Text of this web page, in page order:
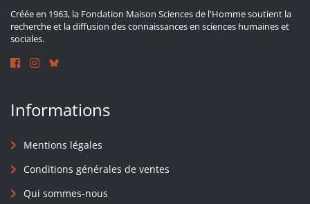
Créée en 1963, la Fondation Maison Sciences de l'Homme soutient la
recherche et la diffusion des connaissances en sciences humaines et
sociales.
Informations
Mentions légales
Conditions générales de ventes
Qui sommes-nous